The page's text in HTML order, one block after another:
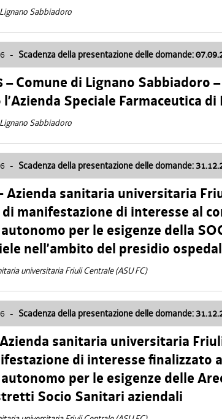
Sabbiadoro
- Scadenza della presentazione delle domande:
Comune di Lignano Sabbiadoro –
Speciale Farmaceutica
Sabbiadoro
- Scadenza della presentazione delle domande:
Azienda sanitaria universitaria
di manifestazione di interesse al
per le esigenze della
nell’ambito del presidio
universitaria Friuli Centrale (ASU FC)
- Scadenza della presentazione delle domande:
sanitaria universitaria
di interesse finalizzato
per le esigenze delle
Socio Sanitari aziendali